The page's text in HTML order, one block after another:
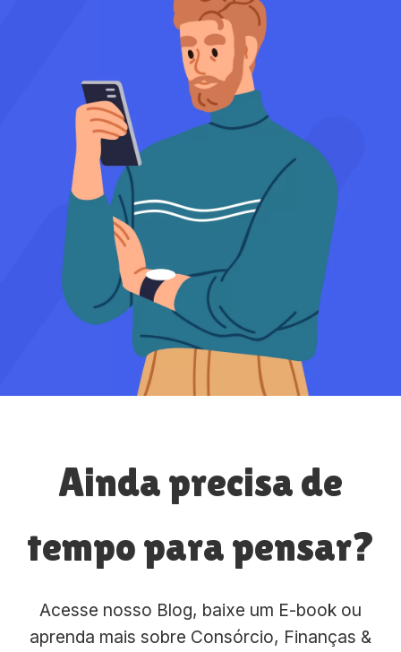
Ainda precisa de
tempo para pensar?
Acesse nosso Blog, baixe um E-book ou
aprenda mais sobre Consórcio, Finanças &